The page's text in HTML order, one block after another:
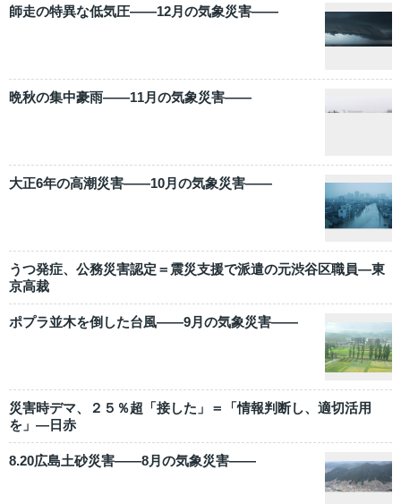
師走の特異な低気圧――12月の気象災害――
晩秋の集中豪雨――11月の気象災害――
大正6年の高潮災害――10月の気象災害――
うつ発症、公務災害認定＝震災支援で派遣の元渋谷区職員―東
京高裁
ポプラ並木を倒した台風――9月の気象災害――
災害時デマ、２５％超「接した」＝「情報判断し、適切活用
を」―日赤
8.20広島土砂災害――8月の気象災害――